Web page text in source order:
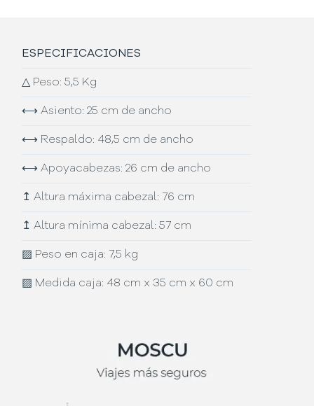
ESPECIFICACIONES
△ Peso: 5,5 Kg
⟷Asiento: 25 cm de ancho
⟷ Respaldo: 48,5 cm de ancho
⟷Apoyacabezas: 26 cm de ancho
↥Altura máxima cabezal: 76 cm
↥Altura mínima cabezal: 57 cm
▨ Peso en caja: 7,5 kg
▨ Medida caja: 48 cm x 35 cm x 60 cm